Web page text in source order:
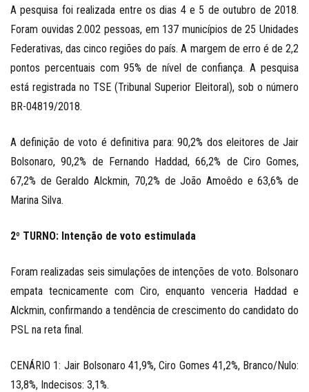
A pesquisa foi realizada entre os dias 4 e 5 de outubro de 2018.
Foram ouvidas 2.002 pessoas, em 137 municípios de 25 Unidades
Federativas, das cinco regiões do país. A margem de erro é de 2,2
pontos percentuais com 95% de nível de confiança. A pesquisa
está registrada no TSE (Tribunal Superior Eleitoral), sob o número
BR-04819/2018.
A definição de voto é definitiva para: 90,2% dos eleitores de Jair
Bolsonaro, 90,2% de Fernando Haddad, 66,2% de Ciro Gomes,
67,2% de Geraldo Alckmin, 70,2% de João Amoêdo e 63,6% de
Marina Silva.
2º TURNO: Intenção de voto estimulada
Foram realizadas seis simulações de intenções de voto. Bolsonaro
empata tecnicamente com Ciro, enquanto venceria Haddad e
Alckmin, confirmando a tendência de crescimento do candidato do
PSL na reta final.
CENÁRIO 1: Jair Bolsonaro 41,9%, Ciro Gomes 41,2%, Branco/Nulo:
13,8%, Indecisos: 3,1%.